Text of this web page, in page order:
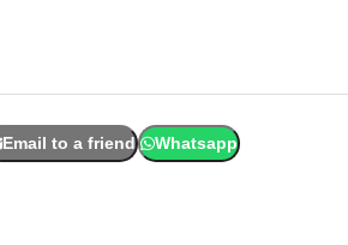
Email to a friend Whatsapp